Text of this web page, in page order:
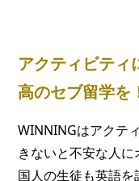
アクティビテ
高のセブ留学を
WINNINGはアクテ
きないと不安な人
国人の生徒も英語